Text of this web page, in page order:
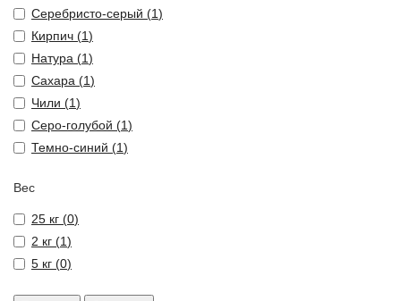
Серебристо-серый (1)
Кирпич (1)
Натура (1)
Сахара (1)
Чили (1)
Серо-голубой (1)
Темно-синий (1)
Вес
25 кг (0)
2 кг (1)
5 кг (0)